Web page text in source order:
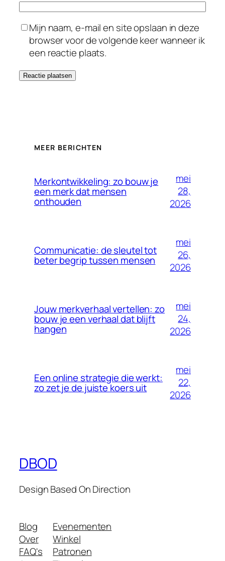
Mijn naam, e-mail en site opslaan in deze
browser voor de volgende keer wanneer ik
een reactie plaats.
MEER BERICHTEN
Merkontwikkeling: zo bouw je
een merk dat mensen
onthouden
mei
28,
2026
Communicatie: de sleutel tot
beter begrip tussen mensen
mei
26,
2026
Jouw merkverhaal vertellen: zo
bouw je een verhaal dat blijft
hangen
mei
24,
2026
Een online strategie die werkt:
zo zet je de juiste koers uit
mei
22,
2026
DBOD
Design Based On Direction
Blog
Over
FAQ's
Evenementen
Winkel
Patronen